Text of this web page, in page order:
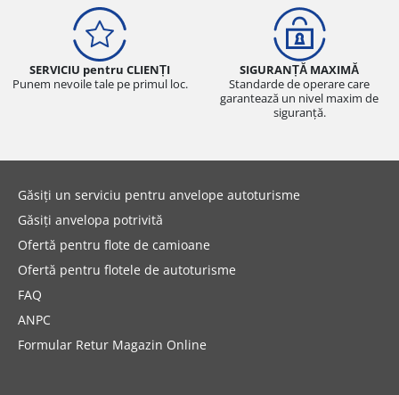
SERVICIU pentru CLIENȚI
Punem nevoile tale pe primul loc.
SIGURANȚĂ MAXIMĂ
Standarde de operare care
garantează un nivel maxim de
siguranță.
Găsiți un serviciu pentru anvelope autoturisme
Găsiți anvelopa potrivită
Ofertă pentru flote de camioane
Ofertă pentru flotele de autoturisme
FAQ
ANPC
Formular Retur Magazin Online